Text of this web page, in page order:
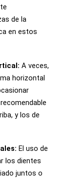
de la
en estos
A veces,
horizontal
y los de
El uso de
los dientes
juntos o